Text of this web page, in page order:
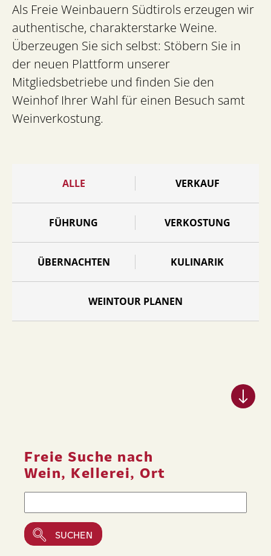
Als Freie Weinbauern Südtirols erzeugen wir
authentische, charakterstarke Weine.
Überzeugen Sie sich selbst: Stöbern Sie in
der neuen Plattform unserer
Mitgliedsbetriebe und finden Sie den
Weinhof Ihrer Wahl für einen Besuch samt
Weinverkostung.
ALLE VERKAUF
FÜHRUNG VERKOSTUNG
ÜBERNACHTEN KULINARIK
WEINTOUR PLANEN
Freie Suche nach
Wein, Kellerei, Ort